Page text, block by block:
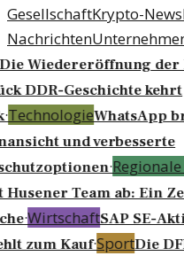
GesellschaftKrypto-News
Nachrichten
Wiedereröffnung der
DDR-Geschichte kehrt
·TechnologieWhatsApp
und verbesserte
·
Team ab: Ein
·WirtschaftSAP SE-
zum Kauf·SportDie